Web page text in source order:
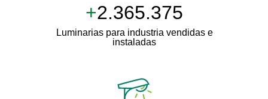
+2.500.000
Luminarias para industria vendidas e
instaladas